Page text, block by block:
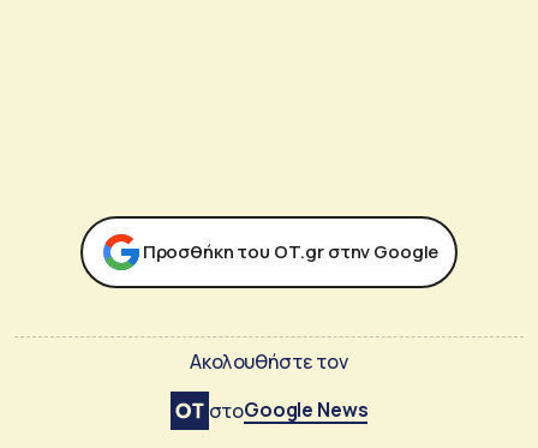
Προσθήκη του ΟΤ.gr στην Google
Ακολουθήστε τον
στοGoogle News